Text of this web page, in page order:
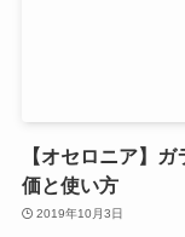
【オセロニア】
価と使い方
2019年10月3日